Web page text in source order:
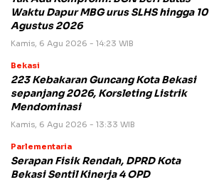
Waktu Dapur MBG urus SLHS hingga 10
Agustus 2026
Kamis, 6 Agu 2026 - 14:23 WIB
Bekasi
223 Kebakaran Guncang Kota Bekasi
sepanjang 2026, Korsleting Listrik
Mendominasi
Kamis, 6 Agu 2026 - 13:33 WIB
Parlementaria
Serapan Fisik Rendah, DPRD Kota
Bekasi Sentil Kinerja 4 OPD